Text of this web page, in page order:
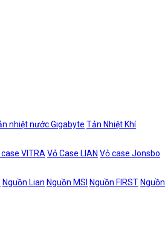
nhiệt nước Gigabyte Tản Nhiệt Khí
VITRA Vỏ Case LIAN Vỏ case Jonsbo
Nguồn Lian Nguồn MSI Nguồn FIRST Nguồn